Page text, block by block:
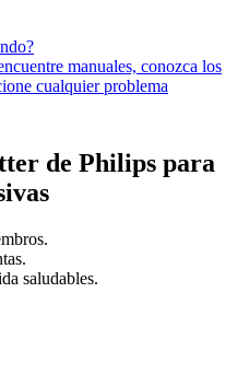
manuales, conozca los
cualquier problema
de Philips para
saludables.